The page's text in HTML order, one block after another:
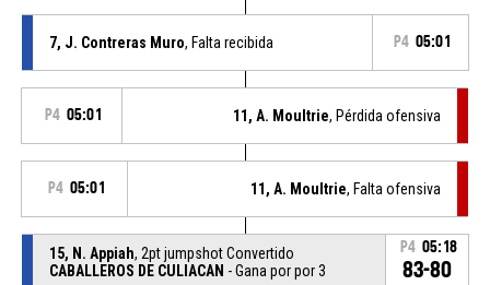
7, J. Contreras Muro, Falta recibida P4 05:01
P4 05:01 11, A. Moultrie, Pérdida ofensiva
P4 05:01 11, A. Moultrie, Falta ofensiva
15, N. Appiah, 2pt jumpshot Convertido
CABALLEROS DE CULIACAN - Gana por por 3
P4 05:18
83-80